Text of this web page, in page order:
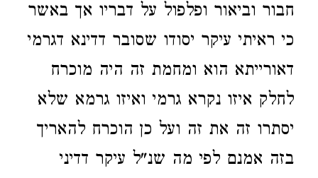
חבור וביאור ופלפול על דבריו אך באשר
כי ראיתי עיקר יסודו שסובר דדינא דגרמי
דאורייתא הוא ומחמת זה היה מוכרח
לחלק איזו נקרא גרמי ואיזו גרמא שלא
יסתרו זה את זה ועל כן הוכרח להאריך
בזה אמנם לפי מה שנ"ל עיקר דדיני